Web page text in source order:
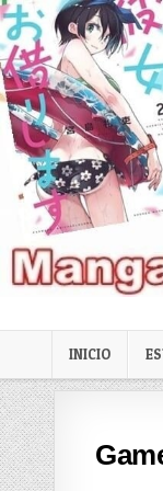
Skip to content
INICIO